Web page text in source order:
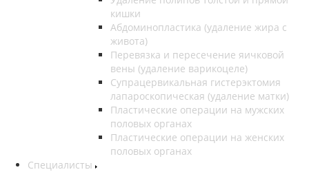
кишки
Абдоминопластика (удаление жира с
живота)
Перевязка и пересечение яичковой
вены (удаление варикоцеле)
Супрацервикальная гистерэктомия
лапароскопическая (удаление матки)
Пластические операции на мужских
половых органах
Пластические операции на женских
половых органах
Специалисты